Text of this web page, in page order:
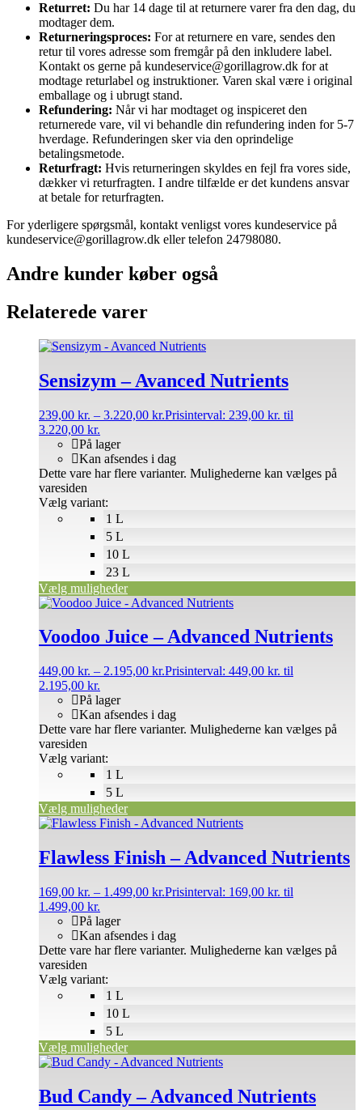
Returret: Du har 14 dage til at returnere varer fra den dag, du
modtager dem.
Returneringsproces: For at returnere en vare, sendes den
retur til vores adresse som fremgår på den inkludere label.
Kontakt os gerne på kundeservice@gorillagrow.dk for at
modtage returlabel og instruktioner. Varen skal være i original
emballage og i ubrugt stand.
Refundering: Når vi har modtaget og inspiceret den
returnerede vare, vil vi behandle din refundering inden for 5-7
hverdage. Refunderingen sker via den oprindelige
betalingsmetode.
Returfragt: Hvis returneringen skyldes en fejl fra vores side,
dækker vi returfragten. I andre tilfælde er det kundens ansvar
at betale for returfragten.
For yderligere spørgsmål, kontakt venligst vores kundeservice på
kundeservice@gorillagrow.dk eller telefon 24798080.
Andre kunder køber også
Relaterede varer
Sensizym – Avanced Nutrients
239,00 kr. – 3.220,00 kr.Prisinterval: 239,00 kr. til
3.220,00 kr.
På lager
Kan afsendes i dag
Vælg variant:
Vælg muligheder
Dette vare har flere varianter. Mulighederne kan vælges på
varesiden
1 L
5 L
10 L
23 L
Voodoo Juice – Advanced Nutrients
449,00 kr. – 2.195,00 kr.Prisinterval: 449,00 kr. til
2.195,00 kr.
På lager
Kan afsendes i dag
Vælg variant:
Vælg muligheder
Dette vare har flere varianter. Mulighederne kan vælges på
varesiden
1 L
5 L
Flawless Finish – Advanced Nutrients
169,00 kr. – 1.499,00 kr.Prisinterval: 169,00 kr. til
1.499,00 kr.
På lager
Kan afsendes i dag
Vælg variant:
Vælg muligheder
Dette vare har flere varianter. Mulighederne kan vælges på
varesiden
1 L
10 L
5 L
Bud Candy – Advanced Nutrients